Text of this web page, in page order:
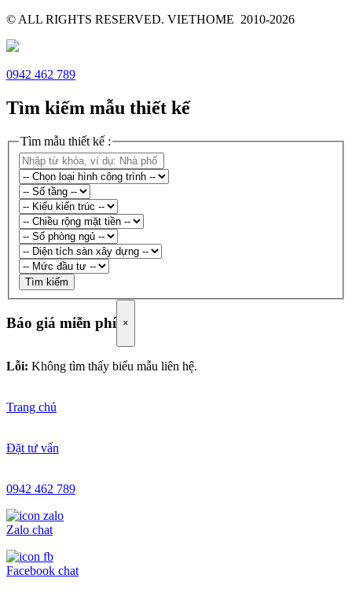
© ALL RIGHTS RESERVED. VIETHOME 2010-2026
0942 462 789
Tìm kiếm mẫu thiết kế
Tìm mẫu thiết kế :
Tìm kiếm
Báo giá miễn phí ×
Lỗi: Không tìm thấy biểu mẫu liên hệ.
Trang chủ
Đặt tư vấn
0942 462 789
Zalo chat
Facebook chat